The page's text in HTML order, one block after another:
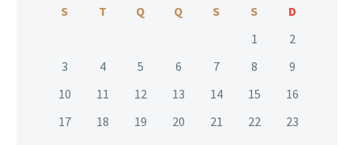
S T Q Q S S
D
1
2
3
4 5 6 7 8
9
10
11 12 13 14 15
16
17
18 19 20 21 22
23